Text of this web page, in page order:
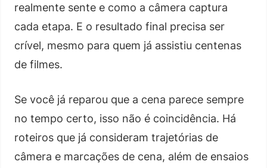
realmente sente e como a câmera captura
cada etapa. E o resultado final precisa ser
crível, mesmo para quem já assistiu centenas
de filmes.
Se você já reparou que a cena parece sempre
no tempo certo, isso não é coincidência. Há
roteiros que já consideram trajetórias de
câmera e marcações de cena, além de ensaios